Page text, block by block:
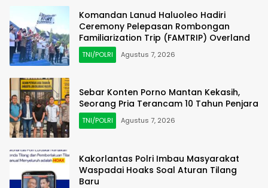
Komandan Lanud Haluoleo Hadiri
Ceremony Pelepasan Rombongan
Familiarization Trip (FAMTRIP) Overland
TNI/POLRI Agustus 7, 2026
Sebar Konten Porno Mantan Kekasih,
Seorang Pria Terancam 10 Tahun Penjara
TNI/POLRI Agustus 7, 2026
Kakorlantas Polri Imbau Masyarakat
Waspadai Hoaks Soal Aturan Tilang
Baru